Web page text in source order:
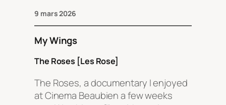
9 mars 2026
My Wings
The Roses [Les Rose]
The Roses, a documentary I enjoyed
at Cinema Beaubien a few weeks